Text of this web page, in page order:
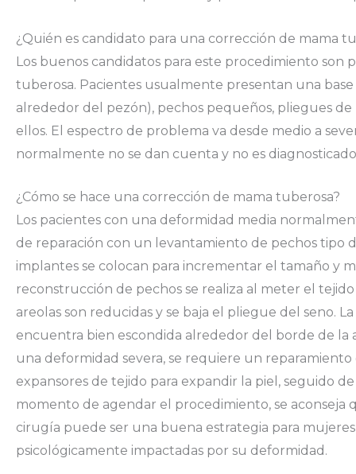
¿Quién es candidato para una corrección de mama
Los buenos candidatos para este procedimiento
tuberosa. Pacientes usualmente presentan una
alrededor del pezón), pechos pequeños, pliegues
ellos. El espectro de problema va desde medio a
normalmente no se dan cuenta y no es
¿Cómo se hace una corrección de mama tuberosa?
Los pacientes con una deformidad media
de reparación con un levantamiento de pechos tipo
implantes se colocan para incrementar el tamaño y
reconstrucción de pechos se realiza al meter el
areolas son reducidas y se baja el pliegue del seno.
encuentra bien escondida alrededor del borde de la
una deformidad severa, se requiere un
expansores de tejido para expandir la piel, seguido
momento de agendar el procedimiento, se aconseja
cirugía puede ser una buena estrategia para mujeres
psicológicamente impactadas por su deformidad.